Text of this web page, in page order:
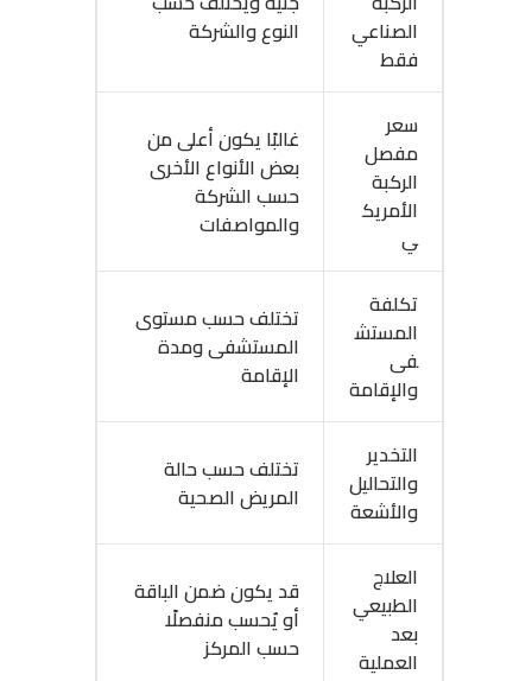
الصناعي
فقط
النوع والشركة
سعر
مفصل
الركبة
الأمريك
ي
غالبًا يكون أعلى من
بعض الأنواع الأخرى
حسب الشركة
والمواصفات
تكلفة
المستش
فى
والإقامة
تختلف حسب مستوى
المستشفى ومدة
الإقامة
التخدير
والتحاليل
والأشعة
تختلف حسب حالة
المريض الصحية
العلاج
الطبيعي
بعد
العملية
قد يكون ضمن الباقة
أو يُحسب منفصلًا
حسب المركز